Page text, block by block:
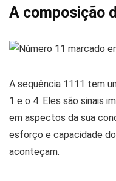
A composição
A sequência 1111 tem
1 e o 4. Eles são sinais
em aspectos da sua
esforço e capacidade
aconteçam.